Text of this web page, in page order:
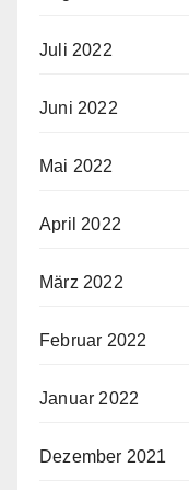
Juli 2022
Juni 2022
Mai 2022
April 2022
März 2022
Februar 2022
Januar 2022
Dezember 2021